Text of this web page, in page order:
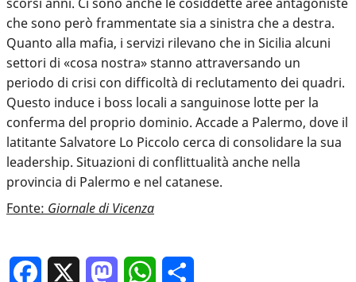
che sono però frammentate sia a sinistra che a destra.
Quanto alla mafia, i servizi rilevano che in Sicilia alcuni
settori di «cosa nostra» stanno attraversando un
periodo di crisi con difficoltà di reclutamento dei quadri.
Questo induce i boss locali a sanguinose lotte per la
conferma del proprio dominio. Accade a Palermo, dove il
latitante Salvatore Lo Piccolo cerca di consolidare la sua
leadership. Situazioni di conflittualità anche nella
provincia di Palermo e nel catanese.
Fonte: Giornale di Vicenza
Facebook MastodonWhatsApp